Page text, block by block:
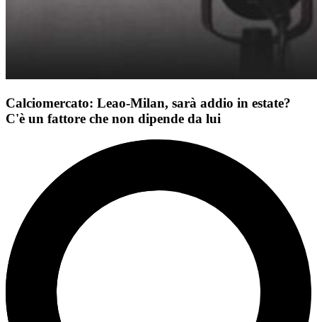
Calciomercato: Leao-Milan, sarà addio in estate?
C'è un fattore che non dipende da lui